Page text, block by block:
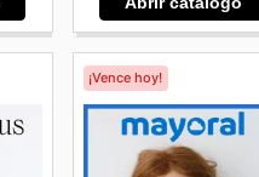
¡Vence hoy!